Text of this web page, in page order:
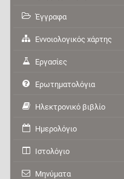
Έγγραφα
Εννοιολογικός χάρτης
Εργασίες
Ερωτηματολόγια
Ηλεκτρονικό βιβλίο
Ημερολόγιο
Ιστολόγιο
Μηνύματα